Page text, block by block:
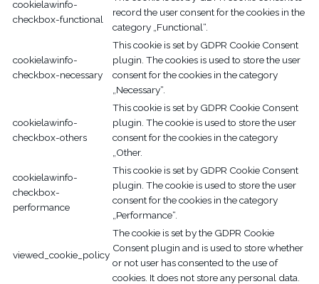
cookielawinfo-
checkbox-functional
record the user consent for the cookies in the
category „Functional“.
cookielawinfo-
checkbox-necessary
This cookie is set by GDPR Cookie Consent
plugin. The cookies is used to store the user
consent for the cookies in the category
„Necessary“.
cookielawinfo-
checkbox-others
This cookie is set by GDPR Cookie Consent
plugin. The cookie is used to store the user
consent for the cookies in the category
„Other.
cookielawinfo-
checkbox-
performance
This cookie is set by GDPR Cookie Consent
plugin. The cookie is used to store the user
consent for the cookies in the category
„Performance“.
viewed_cookie_policy
The cookie is set by the GDPR Cookie
Consent plugin and is used to store whether
or not user has consented to the use of
cookies. It does not store any personal data.